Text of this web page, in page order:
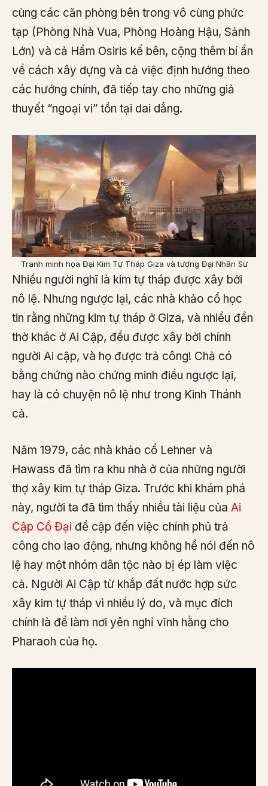
cùng các căn phòng bên trong vô cùng phức
tạp (Phòng Nhà Vua, Phòng Hoàng Hậu, Sảnh
Lớn) và cả Hầm Osiris kế bên, cộng thêm bí ẩn
về cách xây dựng và cả việc định hướng theo
các hướng chính, đã tiếp tay cho những giả
thuyết “ngoại vi” tồn tại dai dẳng.
Tranh minh họa Đại Kim Tự Tháp Giza và tượng Đại Nhân Sư
Nhiều người nghĩ là kim tự tháp được xây bởi
nô lệ. Nhưng ngược lại, các nhà khảo cổ học
tin rằng những kim tự tháp ở Giza, và nhiều đền
thờ khác ở Ai Cập, đều được xây bởi chính
người Ai cập, và họ được trả công! Chả có
bằng chứng nào chứng minh điều ngược lại,
hay là có chuyện nô lệ như trong Kinh Thánh
cả.
Năm 1979, các nhà khảo cổ Lehner và
Hawass đã tìm ra khu nhà ở của những người
thợ xây kim tự tháp Giza. Trước khi khám phá
này, người ta đã tìm thấy nhiều tài liệu của Ai
Cập Cổ Đại đề cập đến việc chính phủ trả
công cho lao động, nhưng không hề nói đến nô
lệ hay một nhóm dân tộc nào bị ép làm việc
cả. Người Ai Cập từ khắp đất nước hợp sức
xây kim tự tháp vì nhiều lý do, và mục đích
chính là để làm nơi yên nghỉ vĩnh hằng cho
Pharaoh của họ.